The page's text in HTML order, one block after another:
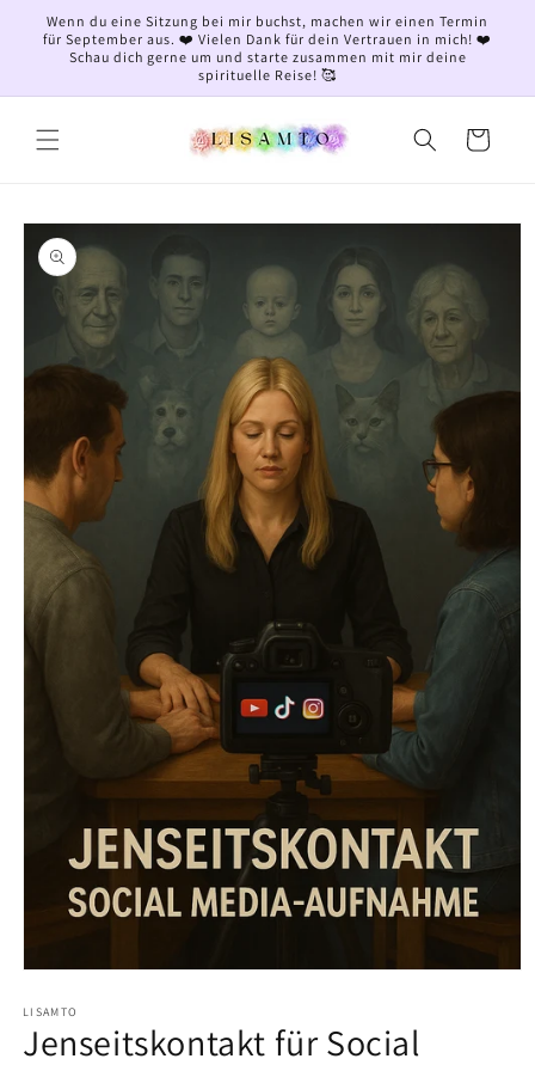
zum
Inhalt
Wenn du eine Sitzung bei mir buchst, machen wir einen Termin
für September aus. ❤️ Vielen Dank für dein Vertrauen in mich! ❤️
Schau dich gerne um und starte zusammen mit mir deine
spirituelle Reise! 🥰
Warenkorb
in
Modal
öffnen
LISAMTO
Jenseitskontakt für Social